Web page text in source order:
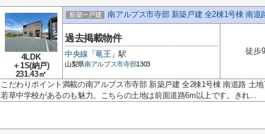
4LDK
＋1S(納戸)
231.43㎡
新築一戸建 南アルプス市寺部 新築戸建 全2棟1号棟 南道
過去掲載物件
中央線 「竜王 」駅
山梨県南アルプス市寺部1303
徒歩
こだわりポイント満載の南アルプス市寺部 新築戸建 全2棟1号棟 南道路 土
若草中学校があるのも魅力。こちらの土地は前面道路6m以上です。きれ...